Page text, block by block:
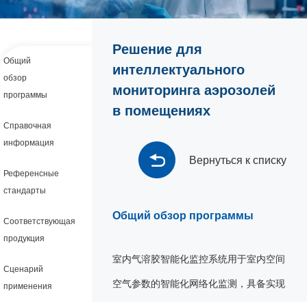
Общий
обзор
программы
Справочная
информация
Референсные
стандарты
Соответствующая
продукция
Сценарий
применения
Решение для
интеллектуального
мониторинга аэрозолей
в помещениях
Вернуться к списку
Общий обзор программы
室内气溶胶智能化监控系统用于室内空间
空气参数的智能化网络化监测，具备实现